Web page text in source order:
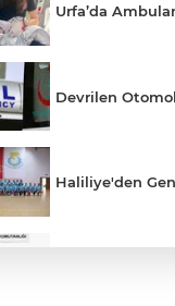
Urfa’da
Devrilen
Haliliye'den